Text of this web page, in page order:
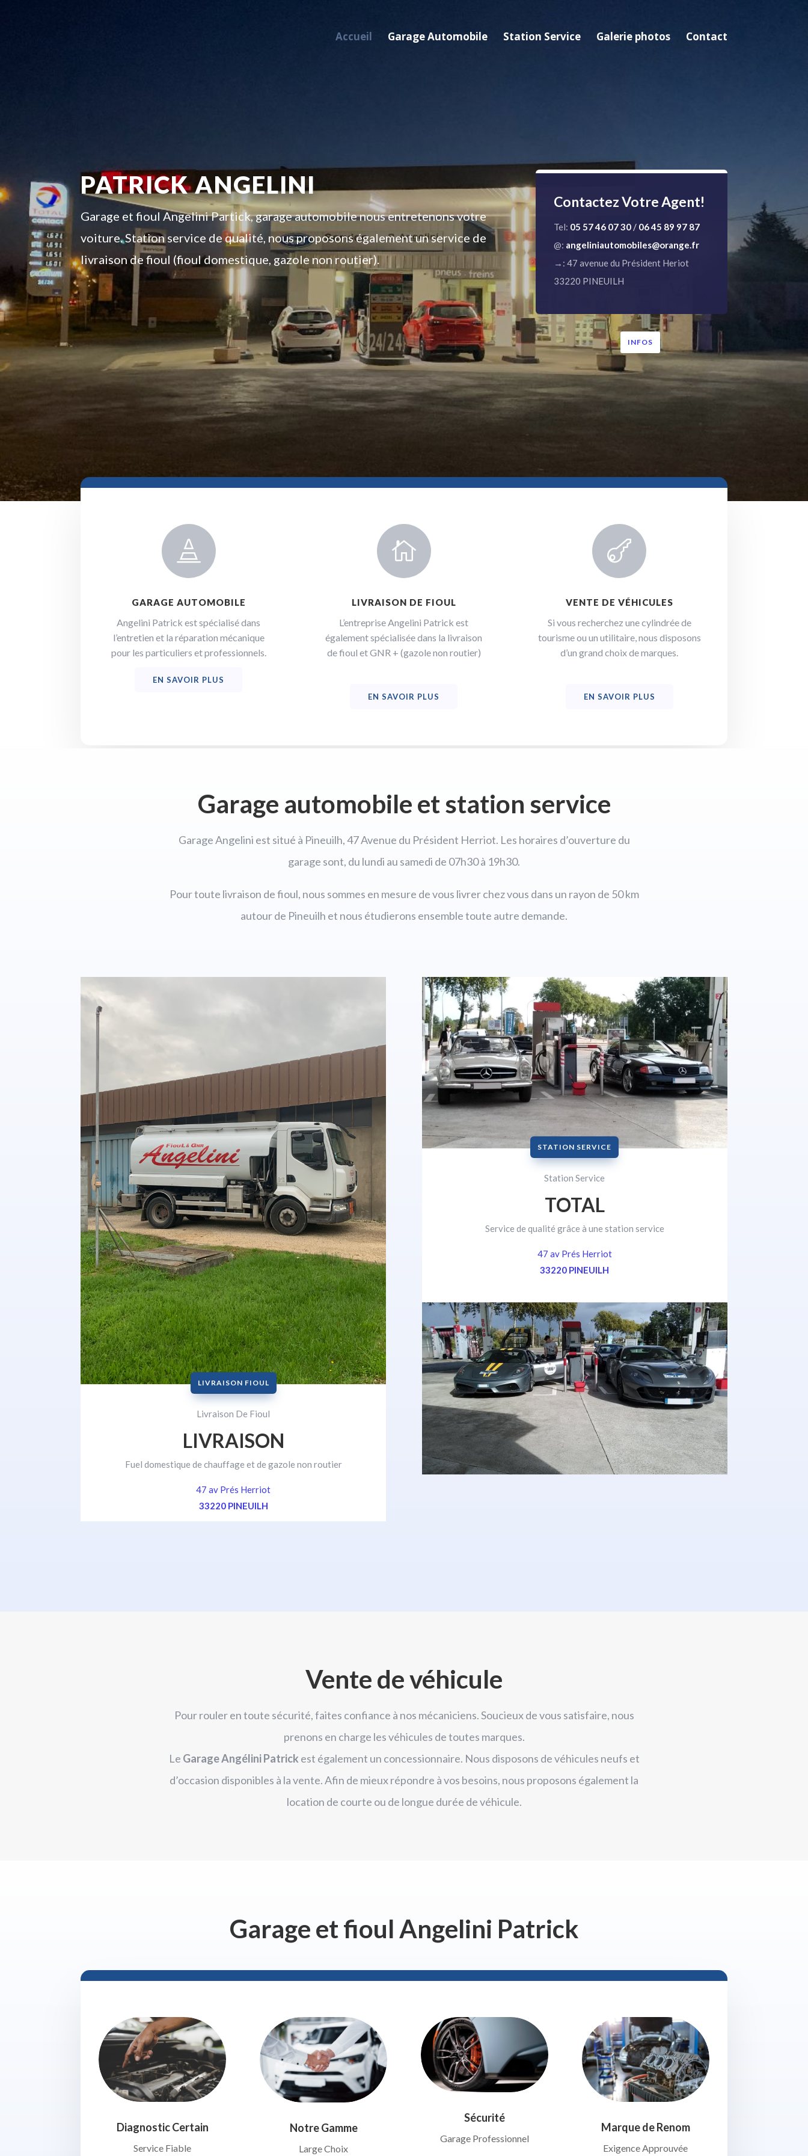
Accueil Garage Automobile Station Service Galerie photos Contact
PATRICK ANGELINI
Garage et fioul Angelini Partick, garage automobile nous entretenons votre
voiture. Station service de qualité, nous proposons également un service de
livraison de fioul (fioul domestique, gazole non routier).
Contactez Votre Agent!
Tel: 05 57 46 07 30/ 06 45 89 97 87
@: angeliniautomobiles@orange.fr
→: 47 avenue du Président Heriot
33220 PINEUILH
INFOS

GARAGE AUTOMOBILE
Angelini Patrick est spécialisé dans
l’entretien et la réparation mécanique
pour les particuliers et professionnels.
EN SAVOIR PLUS

LIVRAISON DE FIOUL
L’entreprise Angelini Patrick est
également spécialisée dans la livraison
de fioul et GNR + (gazole non routier)
EN SAVOIR PLUS

VENTE DE VÉHICULES
Si vous recherchez une cylindrée de
tourisme ou un utilitaire, nous disposons
d’un grand choix de marques.
EN SAVOIR PLUS
Garage automobile et station service
Garage Angelini est situé à Pineuilh, 47 Avenue du Président Herriot. Les horaires d’ouverture du
garage sont, du lundi au samedi de 07h30 à 19h30.
Pour toute livraison de fioul, nous sommes en mesure de vous livrer chez vous dans un rayon de 50 km
autour de Pineuilh et nous étudierons ensemble toute autre demande.
LIVRAISON FIOUL
Livraison De Fioul
LIVRAISON
Fuel domestique de chauffage et de gazole non routier
47 av Prés Herriot
33220 PINEUILH
STATION SERVICE
Station Service
TOTAL
Service de qualité grâce à une station service
47 av Prés Herriot
33220 PINEUILH
Vente de véhicule
Pour rouler en toute sécurité, faites confiance à nos mécaniciens. Soucieux de vous satisfaire, nous
prenons en charge les véhicules de toutes marques.
Le Garage Angélini Patrick est également un concessionnaire. Nous disposons de véhicules neufs et
d’occasion disponibles à la vente. Afin de mieux répondre à vos besoins, nous proposons également la
location de courte ou de longue durée de véhicule.
Garage et fioul Angelini Patrick
Diagnostic Certain
Service Fiable
Notre Gamme
Large Choix
Sécurité
Garage Professionnel
Marque de Renom
Exigence Approuvée